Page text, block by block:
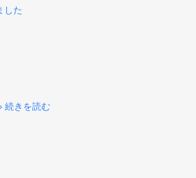
した
続きを読む